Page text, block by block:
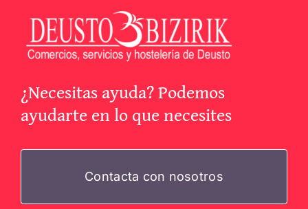
¿Necesitas ayuda? Podemos
ayudarte en lo que necesites
Contacta con nosotros